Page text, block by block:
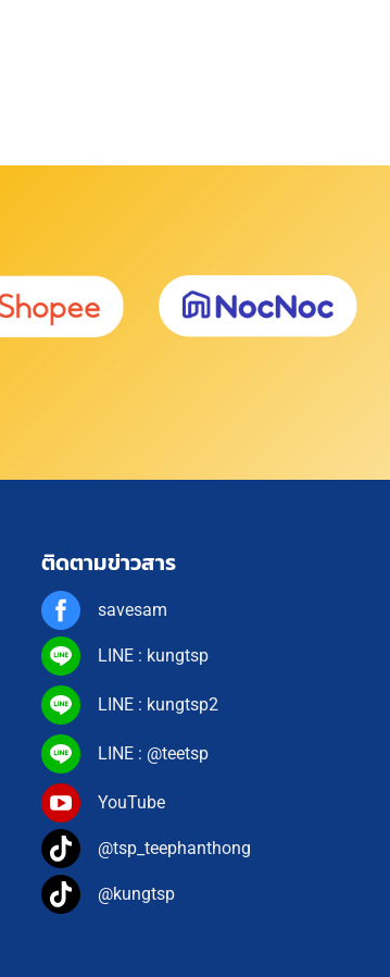
ติดตามข่าวสาร
savesam
LINE : kungtsp
LINE : kungtsp2
LINE : @teetsp
YouTube
@tsp_teephanthong
@kungtsp